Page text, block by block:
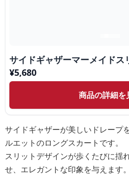
サイドギャザーマーメイドス
¥5,680
商品の詳細を
サイドギャザーが美しいドレープ
ルエットのロングスカートです。
スリットデザインが歩くたびに揺
せ、エレガントな印象を与えます。